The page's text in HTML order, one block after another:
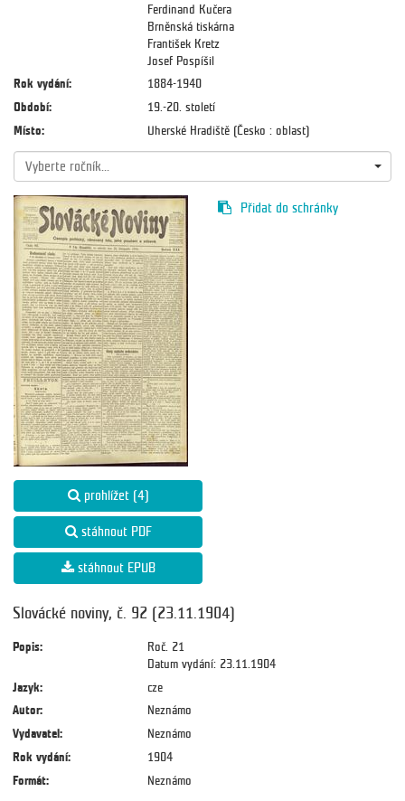
Ferdinand Kučera
Brněnská tiskárna
František Kretz
Josef Pospíšil
Rok vydání:
1884-1940
Období:
19.-20. století
Místo:
Uherské Hradiště (Česko : oblast)
Vyberte ročník...
prohlížet (4)
stáhnout PDF
stáhnout EPUB
Přidat do schránky
Slovácké noviny, č. 92 (23.11.1904)
Popis:
Roč. 21
Datum vydání: 23.11.1904
Jazyk:
cze
Autor:
Neznámo
Vydavatel:
Neznámo
Rok vydání:
1904
Formát:
Neznámo